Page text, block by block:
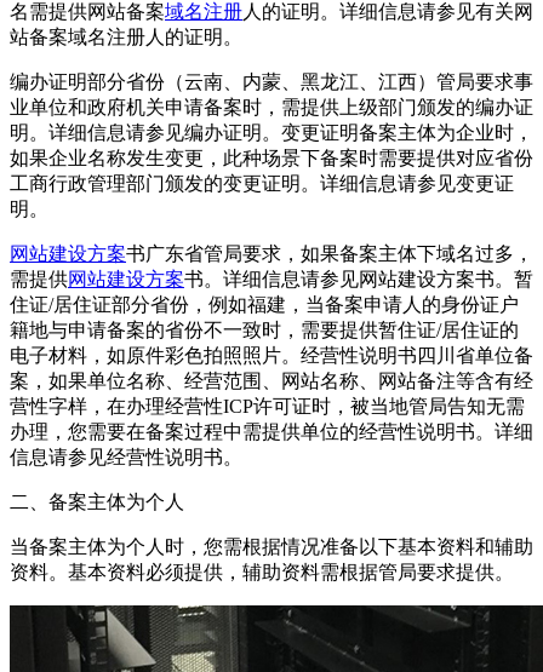
名需提供网站备案域名注册人的证明。详细信息请参见有关网
站备案域名注册人的证明。
编办证明部分省份（云南、内蒙、黑龙江、江西）管局要求事
业单位和政府机关申请备案时，需提供上级部门颁发的编办证
明。详细信息请参见编办证明。变更证明备案主体为企业时，
如果企业名称发生变更，此种场景下备案时需要提供对应省份
工商行政管理部门颁发的变更证明。详细信息请参见变更证
明。
网站建设方案书广东省管局要求，如果备案主体下域名过多，
需提供网站建设方案书。详细信息请参见网站建设方案书。暂
住证/居住证部分省份，例如福建，当备案申请人的身份证户
籍地与申请备案的省份不一致时，需要提供暂住证/居住证的
电子材料，如原件彩色拍照照片。经营性说明书四川省单位备
案，如果单位名称、经营范围、网站名称、网站备注等含有经
营性字样，在办理经营性ICP许可证时，被当地管局告知无需
办理，您需要在备案过程中需提供单位的经营性说明书。详细
信息请参见经营性说明书。
二、备案主体为个人
当备案主体为个人时，您需根据情况准备以下基本资料和辅助
资料。基本资料必须提供，辅助资料需根据管局要求提供。